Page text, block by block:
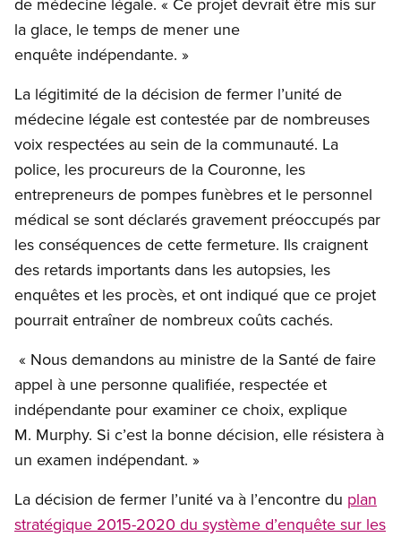
la glace, le temps de mener une
enquête indépendante. »
La légitimité de la décision de fermer l’unité de
médecine légale est contestée par de nombreuses
voix respectées au sein de la communauté. La
police, les procureurs de la Couronne, les
entrepreneurs de pompes funèbres et le personnel
médical se sont déclarés gravement préoccupés par
les conséquences de cette fermeture. Ils craignent
des retards importants dans les autopsies, les
enquêtes et les procès, et ont indiqué que ce projet
pourrait entraîner de nombreux coûts cachés.
« Nous demandons au ministre de la Santé de faire
appel à une personne qualifiée, respectée et
indépendante pour examiner ce choix, explique
M. Murphy. Si c’est la bonne décision, elle résistera à
un examen indépendant. »
La décision de fermer l’unité va à l’encontre du plan
stratégique 2015-2020 du système d’enquête sur les